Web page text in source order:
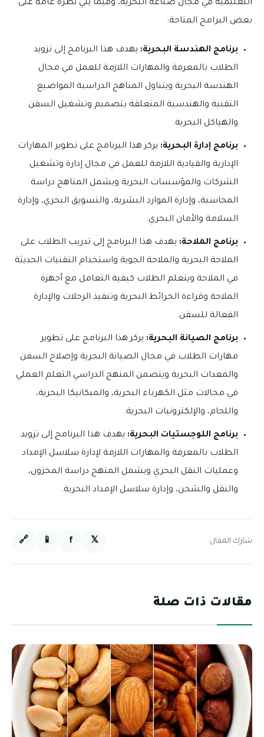
التعليمية في مجال صناعة البحرية، وفيما يلي نظرة عامة على
بعض البرامج المتاحة:
برنامج الهندسة البحرية: يهدف هذا البرنامج إلى تزويد
الطلاب بالمعرفة والمهارات اللازمة للعمل في مجال
الهندسة البحرية ويتناول المناهج الدراسية المواضيع
التقنية والهندسية المتعلقة بتصميم وتشغيل السفن
والهياكل البحرية.
برنامج إدارة البحرية: يركز هذا البرنامج على تطوير المهارات
الإدارية والقيادية اللازمة للعمل في مجال إدارة وتشغيل
الشركات والمؤسسات البحرية ويشمل المناهج دراسة
المحاسبة، وإدارة الموارد البشرية، والتسويق البحري، وإدارة
السلامة والأمان البحري.
برنامج الملاحة: يهدف هذا البرنامج إلى تدريب الطلاب على
الملاحة البحرية والملاحة الجوية واستخدام التقنيات الحديثة
في الملاحة ويتعلم الطلاب كيفية التعامل مع أجهزة
الملاحة وقراءة الخرائط البحرية وتنفيذ الرحلات والإدارة
الفعالة للسفن.
برنامج الصيانة البحرية: يركز هذا البرنامج على تطوير
مهارات الطلاب في مجال الصيانة البحرية وإصلاح السفن
والمعدات البحرية ويتضمن المنهج الدراسي التعلم العملي
في مجالات مثل الكهرباء البحرية، والميكانيكا البحرية،
واللحام، والإلكترونيات البحرية.
برنامج اللوجستيات البحرية: يهدف هذا البرنامج إلى تزويد
الطلاب بالمعرفة والمهارات اللازمة لإدارة سلاسل الإمداد
وعمليات النقل البحري ويشمل المنهج دراسة المخزون،
والنقل والشحن، وإدارة سلاسل الإمداد البحرية.
شارك المقال: 𝕏
f
📱
🔗
مقالات ذات صلة